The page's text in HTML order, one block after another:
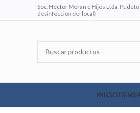
Soc. Héctor Morán e Hijos Ltda,
desinfección del local)
INICIO